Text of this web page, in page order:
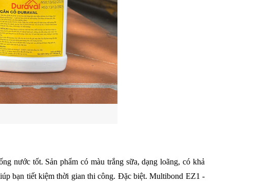
nước tốt. Sản phẩm có màu trắng sữa, dạng loãng, có khả
bạn tiết kiệm thời gian thi công. Đặc biệt. Multibond EZ1 -